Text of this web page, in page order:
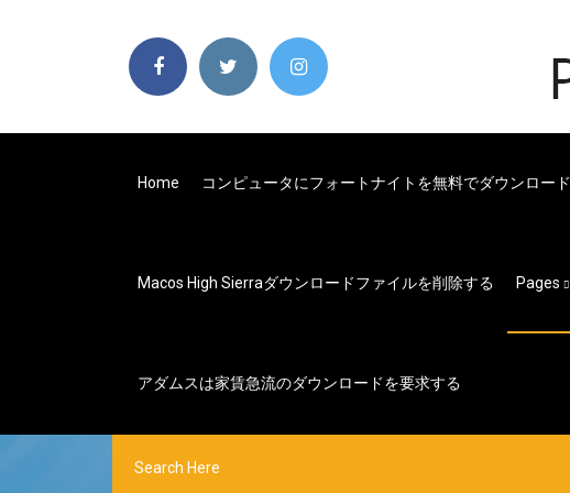
Home コンピュータにフォートナイトを無料でダウンロード
Macos High Sierraダウンロードファイルを削除する Pages
アダムスは家賃急流のダウンロードを要求する